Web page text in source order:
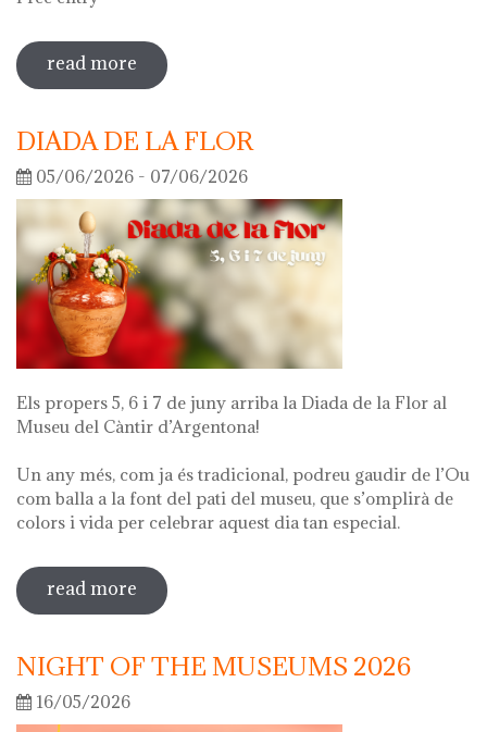
read more sobre guided tour of the exhibition
'what's left of me'
DIADA DE LA FLOR
05/06/2026 - 07/06/2026
Els propers 5, 6 i 7 de juny arriba la Diada de la Flor al
Museu del Càntir d’Argentona!
Un any més, com ja és tradicional, podreu gaudir de l’Ou
com balla a la font del pati del museu, que s’omplirà de
colors i vida per celebrar aquest dia tan especial.
read more sobre diada de la flor
NIGHT OF THE MUSEUMS 2026
16/05/2026